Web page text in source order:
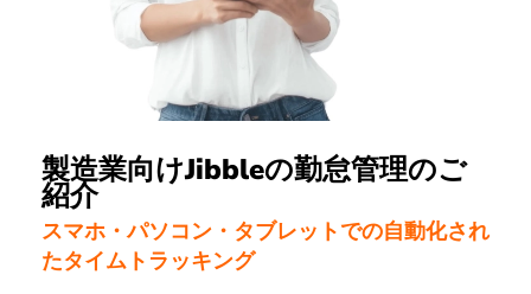
製造業向けJibbleの勤怠管理のご
紹介
スマホ・パソコン・タブレットでの自動化され
たタイムトラッキング